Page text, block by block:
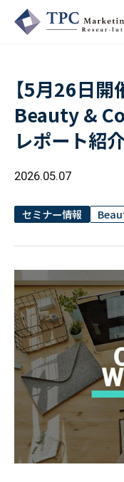
About Us ／
私たちの強み
CSR
Business
依頼・受託調査
- 競合調査
- クイックリサー
自主企画調査
お客様の声
Online Shop
Pharmaceuticals &
Chemical & Life
ALL
お知らせ
新刊情報
掲載情報
Newsletter
インタビュー
セミナー情報
TPCジャーナル
Recruit ／ 採用
採用TOP
- 求める人物像
- 人事育成システム
- 先輩社員の声
- エントリー一覧
- TPCでの働き方
Contents ／
お問い合わせ
情報セキュリティ基
コンプライアンス規程
プライバシーポリシー
【5月26日開催
Beauty &
レポート紹
2026.05.07
セミナー情報